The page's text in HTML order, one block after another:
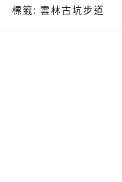
標籤: 雲林古坑步道